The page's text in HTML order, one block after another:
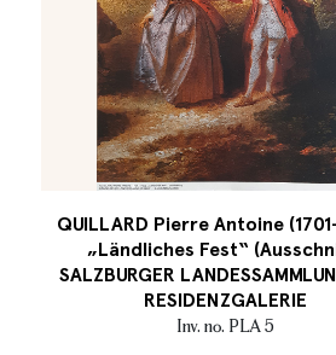
QUILLARD Pierre Antoine
„Ländliches Fest“
SALZBURGER
RESIDENZGALERIE
Inv. no. PLA 5